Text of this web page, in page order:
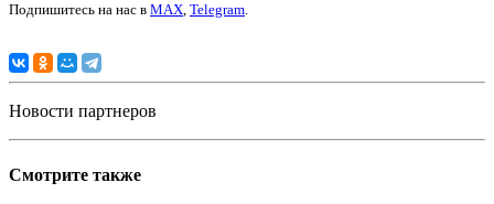
Подпишитесь на нас в MAX, Telegram.
Новости партнеров
Смотрите также